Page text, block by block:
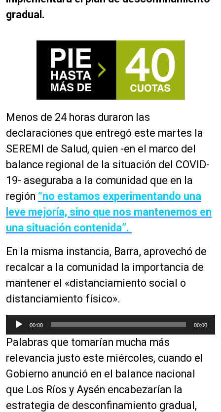
gradual.
Menos de 24 horas duraron las
declaraciones que entregó este martes la
SEREMI de Salud, quien -en el marco del
balance regional de la situación del COVID-
19- aseguraba a la comunidad que en la
región “no estamos experimentando una
leve mejoría, sino que nos mantenemos en
una situación contenida”.
En la misma instancia, Barra, aprovechó de
recalcar a la comunidad la importancia de
mantener el «distanciamiento social o
distanciamiento físico».
e
p
r
o
d
u
c
00:00 00:00
Palabras que tomarían mucha más
relevancia justo este miércoles, cuando el
Gobierno anunció en el balance nacional
que Los Ríos y Aysén encabezarían la
estrategia de desconfinamiento gradual,